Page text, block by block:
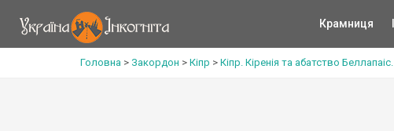
Крамниця
Головна > Закордон > Кіпр > Кіпр. Кіренія та абатство Беллапаіс.